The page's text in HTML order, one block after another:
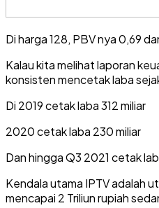
Di harga 128, PBV nya 0,69
Kalau kita melihat laporan
konsisten mencetak laba
Di 2019 cetak laba 312 miliar
2020 cetak laba 230 miliar
Dan hingga Q3 2021 cetak
Kendala utama IPTV adalah
mencapai 2 Triliun rupiah